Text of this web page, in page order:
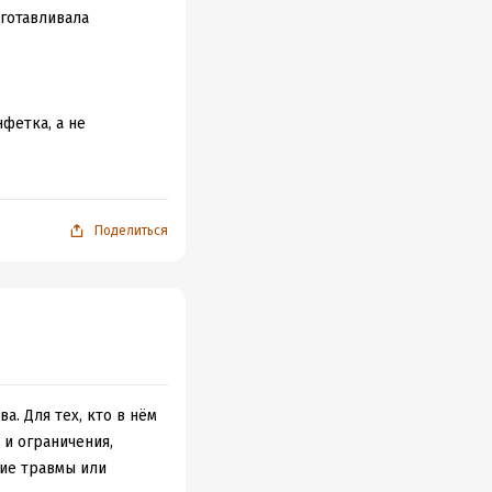
интриг и
что это не
а не
просто потому,
которым не все
какое сложное
не буду пока
Поделиться
Для тех, кто в нём
ограничения,
травмы или